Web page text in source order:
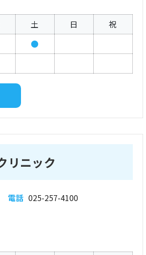
土 日 祝
●
リニック
電話 025-257-4100